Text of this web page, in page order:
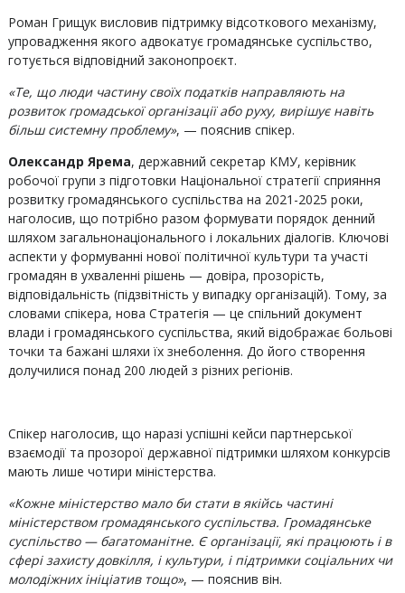
Роман Грищук висловив підтримку відсоткового механізму,
упровадження якого адвокатує громадянське суспільство,
готується відповідний законопроєкт.
«Те, що люди частину своїх податків направляють на
розвиток громадської організації або руху, вирішує навіть
більш системну проблему», — пояснив спікер.
Олександр Ярема, державний секретар КМУ, керівник
робочої групи з підготовки Національної стратегії сприяння
розвитку громадянського суспільства на 2021-2025 роки,
наголосив, що потрібно разом формувати порядок денний
шляхом загальнонаціонального і локальних діалогів. Ключові
аспекти у формуванні нової політичної культури та участі
громадян в ухваленні рішень — довіра, прозорість,
відповідальність (підзвітність у випадку організацій). Тому, за
словами спікера, нова Стратегія — це спільний документ
влади і громадянського суспільства, який відображає больові
точки та бажані шляхи їх знеболення. До його створення
долучилися понад 200 людей з різних регіонів.
Спікер наголосив, що наразі успішні кейси партнерської
взаємодії та прозорої державної підтримки шляхом конкурсів
мають лише чотири міністерства.
«Кожне міністерство мало би стати в якійсь частині
міністерством громадянського суспільства. Громадянське
суспільство — багатоманітне. Є організації, які працюють і в
сфері захисту довкілля, і культури, і підтримки соціальних чи
молодіжних ініціатив тощо», — пояснив він.